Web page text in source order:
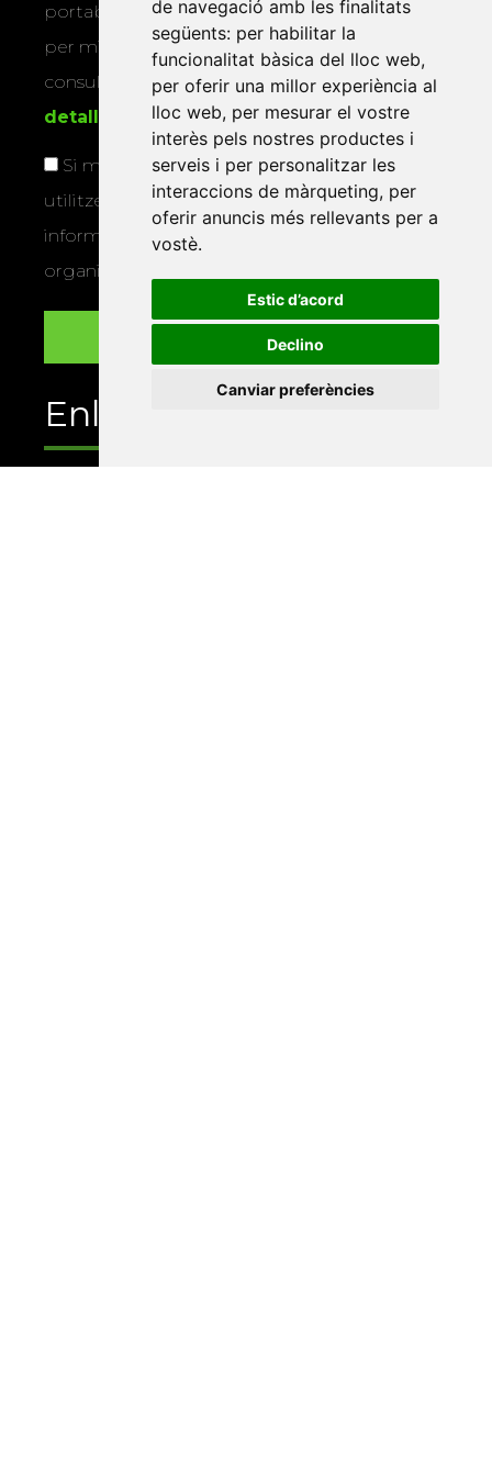
de navegació amb les finalitats
següents: per habilitar la
funcionalitat bàsica del lloc web,
per oferir una millor experiència al
lloc web, per mesurar el vostre
interès pels nostres productes i
serveis i per personalitzar les
interaccions de màrqueting, per
oferir anuncis més rellevants per a
vostè.
Estic d’acord
Declino
Canviar preferències
portabilitat, limitació o oposició al tractament
per mitjans físics o electrònics. Podeu
consultar la
informació addicional i
detallada sobre protecció de dades.
Si marqueu aquesta casella, consentiu que
utilitzem les vostres dades per a enviar-vos
informació sobre els actes i activitats que
organitza la Xarxa Vives.
Enllaços